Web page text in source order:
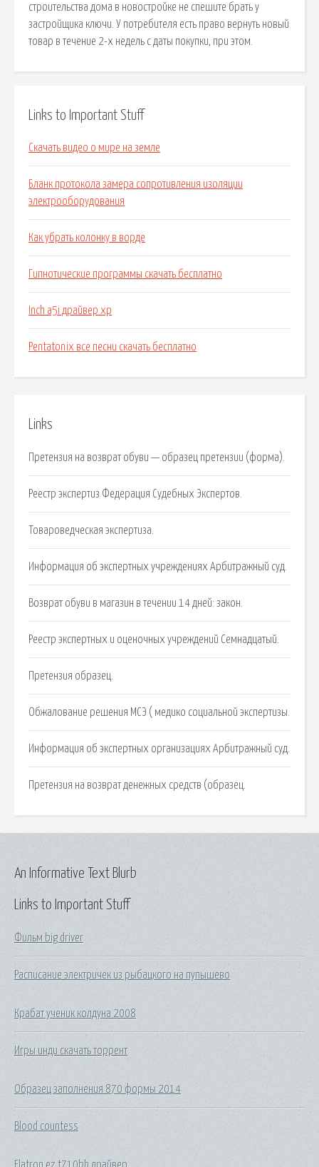
строительства дома в новостройке не спешите брать у
застройщика ключи. У потребителя есть право вернуть новый
товар в течение 2-х недель с даты покупки, при этом.
Links to Important Stuff
Скачать видео о мире на земле
Бланк протокола замера сопротивления изоляции
электрооборудования
Как убрать колонку в ворде
Гипнотические программы скачать бесплатно
Inch a5i драйвер xp
Pentatonix все песни скачать бесплатно
Links
Претензия на возврат обуви — образец претензии (форма).
Реестр экспертиз Федерация Судебных Экспертов.
Товароведческая экспертиза.
Информация об экспертных учреждениях Арбитражный суд.
Возврат обуви в магазин в течении 14 дней: закон.
Реестр экспертных и оценочных учреждений Семнадцатый.
Претензия образец.
Обжалование решения МСЭ ( медико социальной экспертизы.
Информация об экспертных организациях Арбитражный суд.
Претензия на возврат денежных средств (образец.
Links to Important Stuff
Фильм big driver
Расписание электричек из рыбацкого на пупышево
Крабат ученик колдуна 2008
Игры инди скачать торрент
Образец заполнения 870 формы 2014
Blood countess
Flatron ez t710bh драйвер
An Informative Text Blurb